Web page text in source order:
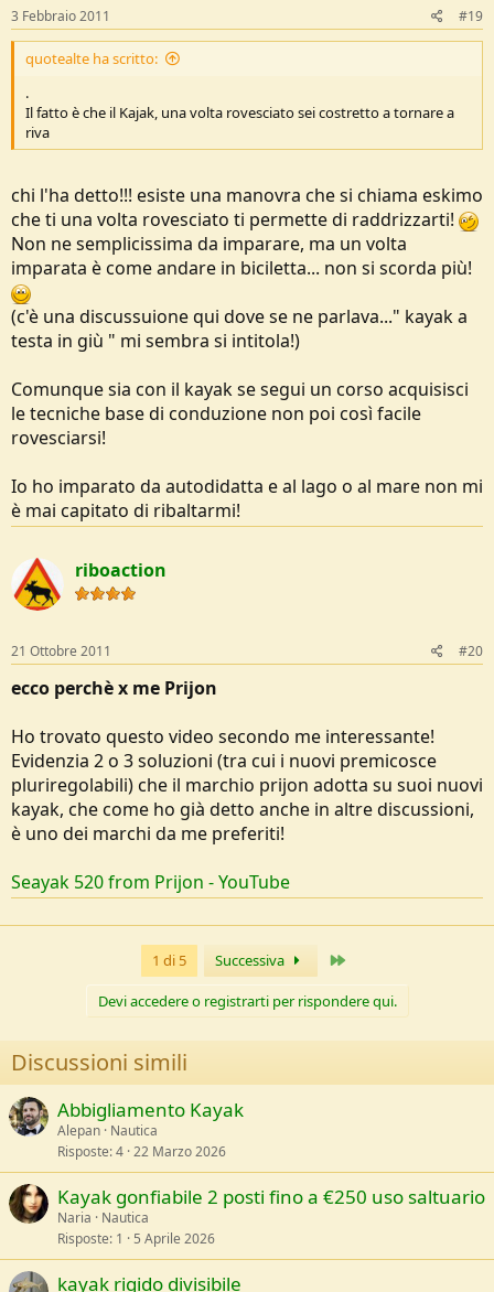
3 Febbraio 2011 #19
quotealte ha scritto:
.
Il fatto è che il Kajak, una volta rovesciato sei costretto a tornare a
riva
chi l'ha detto!!! esiste una manovra che si chiama eskimo
che ti una volta rovesciato ti permette di raddrizzarti!
Non ne semplicissima da imparare, ma un volta
imparata è come andare in biciletta... non si scorda più!
(c'è una discussuione qui dove se ne parlava..." kayak a
testa in giù " mi sembra si intitola!)
Comunque sia con il kayak se segui un corso acquisisci
le tecniche base di conduzione non poi così facile
rovesciarsi!
Io ho imparato da autodidatta e al lago o al mare non mi
è mai capitato di ribaltarmi!
riboaction
21 Ottobre 2011 #20
ecco perchè x me Prijon
Ho trovato questo video secondo me interessante!
Evidenzia 2 o 3 soluzioni (tra cui i nuovi premicosce
pluriregolabili) che il marchio prijon adotta su suoi nuovi
kayak, che come ho già detto anche in altre discussioni,
è uno dei marchi da me preferiti!
Seayak 520 from Prijon - YouTube
1 di 5 Successiva
Devi accedere o registrarti per rispondere qui.
Discussioni simili
Abbigliamento Kayak
Alepan Nautica
Risposte 4 22 Marzo 2026
Kayak gonfiabile 2 posti fino a €250 uso saltuario
Naria
Nautica
Risposte 1 5 Aprile 2026
kayak rigido divisibile